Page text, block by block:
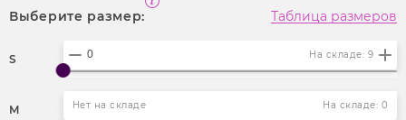
Выберите размер: Таблица размеров
S На складе: 9
M Нет на складе На складе: 0